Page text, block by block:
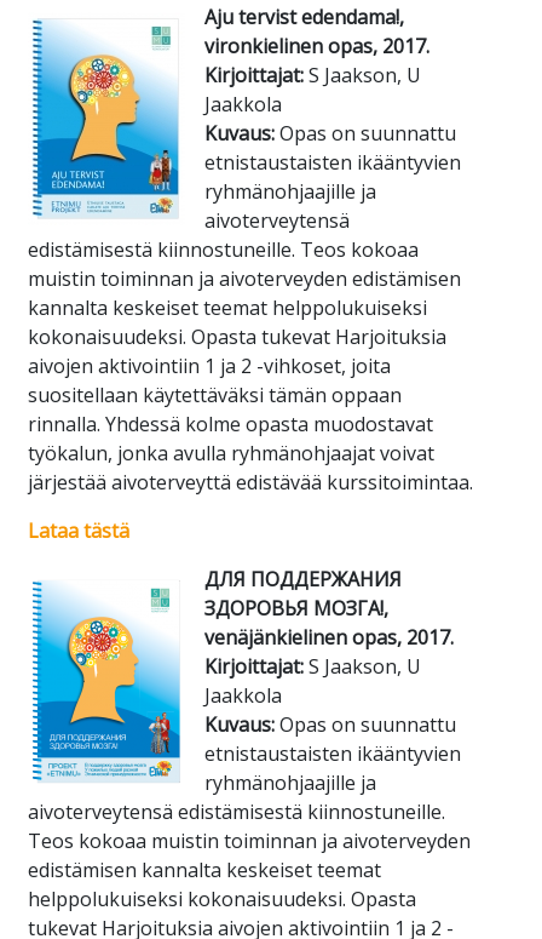
Aju tervist edendama!,
vironkielinen opas, 2017.
Kirjoittajat:S Jaakson, U
Jaakkola
Kuvaus:Opas on suunnattu
etnistaustaisten ikääntyvien
ryhmänohjaajille ja
aivoterveytensä
edistämisestä kiinnostuneille. Teos kokoaa
muistin toiminnan ja aivoterveyden edistämisen
kannalta keskeiset teemat helppolukuiseksi
kokonaisuudeksi. Opasta tukevat Harjoituksia
aivojen aktivointiin 1 ja 2 -vihkoset, joita
suositellaan käytettäväksi tämän oppaan
rinnalla. Yhdessä kolme opasta muodostavat
työkalun, jonka avulla ryhmänohjaajat voivat
järjestää aivoterveyttä edistävää kurssitoimintaa.
Lataa tästä
ДЛЯ ПОДДЕРЖАНИЯ
ЗДОРОВЬЯ МОЗГА!,
venäjänkielinen opas, 2017.
Kirjoittajat:S Jaakson, U
Jaakkola
Kuvaus:Opas on suunnattu
etnistaustaisten ikääntyvien
ryhmänohjaajille ja
aivoterveytensä edistämisestä kiinnostuneille.
Teos kokoaa muistin toiminnan ja aivoterveyden
edistämisen kannalta keskeiset teemat
helppolukuiseksi kokonaisuudeksi. Opasta
tukevat Harjoituksia aivojen aktivointiin 1 ja 2 -